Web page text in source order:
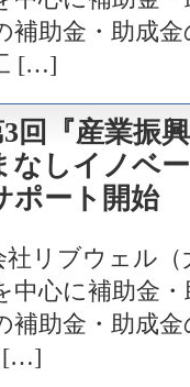
補助金・助成
[…]
回『産業振
なしイノベ
ポート開始
リブウェル
中心に補助金
補助金・助成
[…]